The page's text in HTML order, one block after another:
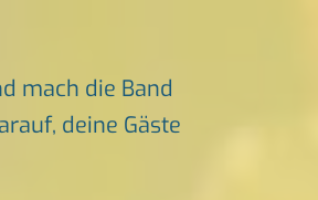
mach die Band
deine Gäste